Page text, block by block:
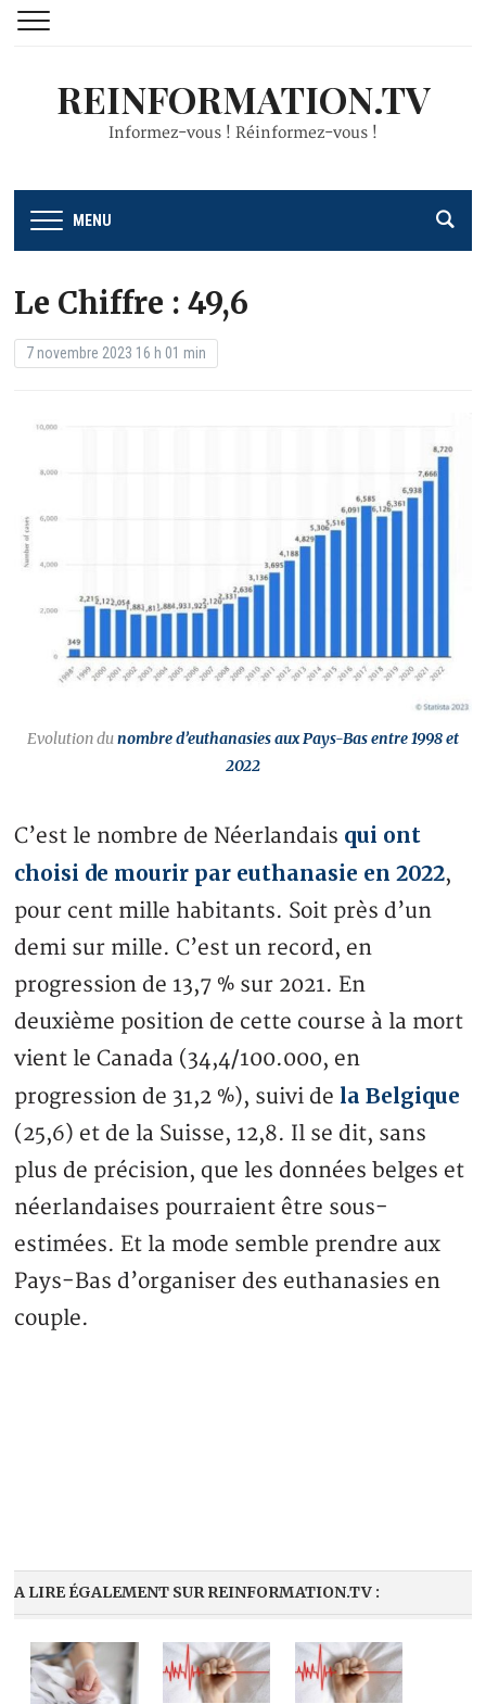
REINFORMATION.TV
Informez-vous ! Réinformez-vous !
MENU
Le Chiffre : 49,6
7 novembre 2023 16 h 01 min
Evolution dunombre d’euthanasies aux Pays-Bas entre 1998 et
2022
C’est le nombre de Néerlandais qui ont
choisi de mourir par euthanasie en 2022,
pour cent mille habitants. Soit près d’un
demi sur mille. C’est un record, en
progression de 13,7 % sur 2021. En
deuxième position de cette course à la mort
vient le Canada (34,4/100.000, en
progression de 31,2 %), suivi de la Belgique
(25,6) et de la Suisse, 12,8. Il se dit, sans
plus de précision, que les données belges et
néerlandaises pourraient être sous-
estimées. Et la mode semble prendre aux
Pays-Bas d’organiser des euthanasies en
couple.
A LIRE ÉGALEMENT SUR REINFORMATION.TV :